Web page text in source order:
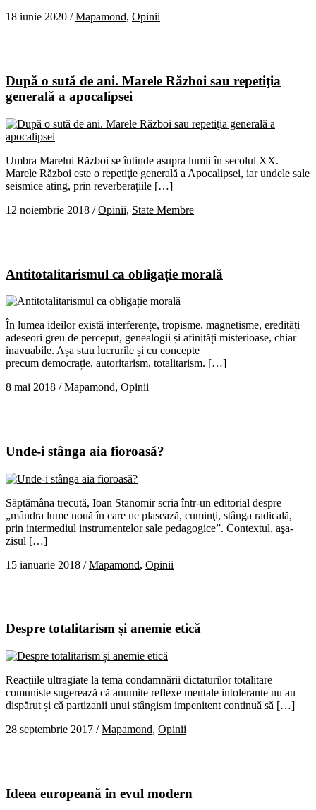
18 iunie 2020 /Mapamond, Opinii
După o sută de ani. Marele Război sau repetiţia
generală a apocalipsei
Umbra Marelui Război se întinde asupra lumii în secolul XX.
Marele Război este o repetiţie generală a Apocalipsei, iar undele sale
seismice ating, prin reverberaţiile […]
12 noiembrie 2018 /Opinii, State Membre
Antitotalitarismul ca obligație morală
În lumea ideilor există interferențe, tropisme, magnetisme, eredități
adeseori greu de perceput, genealogii și afinități misterioase, chiar
inavuabile. Așa stau lucrurile și cu concepte
precum democrație, autoritarism, totalitarism. […]
8 mai 2018 /Mapamond, Opinii
Unde-i stânga aia fioroasă?
Săptămâna trecută, Ioan Stanomir scria într-un editorial despre
„mândra lume nouă în care ne plasează, cuminţi, stânga radicală,
prin intermediul instrumentelor sale pedagogice”. Contextul, aşa-
zisul […]
15 ianuarie 2018 /Mapamond, Opinii
Despre totalitarism și anemie etică
Reacțiile ultragiate la tema condamnării dictaturilor totalitare
comuniste sugerează că anumite reflexe mentale intolerante nu au
dispărut și că partizanii unui stângism impenitent continuă să […]
28 septembrie 2017 /Mapamond, Opinii
Ideea europeană în evul modern